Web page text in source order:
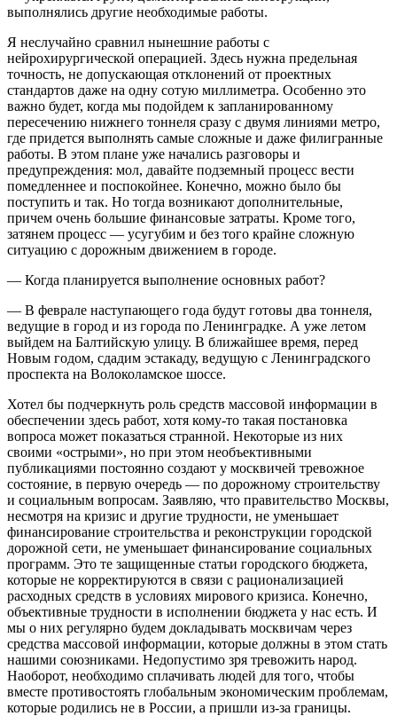
выполнялись другие необходимые работы.
Я неслучайно сравнил нынешние работы с
нейрохирургической операцией. Здесь нужна предельная
точность, не допускающая отклонений от проектных
стандартов даже на одну сотую миллиметра. Особенно это
важно будет, когда мы подойдем к запланированному
пересечению нижнего тоннеля сразу с двумя линиями метро,
где придется выполнять самые сложные и даже филигранные
работы. В этом плане уже начались разговоры и
предупреждения: мол, давайте подземный процесс вести
помедленнее и поспокойнее. Конечно, можно было бы
поступить и так. Но тогда возникают дополнительные,
причем очень большие финансовые затраты. Кроме того,
затянем процесс — усугубим и без того крайне сложную
ситуацию с дорожным движением в городе.
— Когда планируется выполнение основных работ?
— В феврале наступающего года будут готовы два тоннеля,
ведущие в город и из города по Ленинградке. А уже летом
выйдем на Балтийскую улицу. В ближайшее время, перед
Новым годом, сдадим эстакаду, ведущую с Ленинградского
проспекта на Волоколамское шоссе.
Хотел бы подчеркнуть роль средств массовой информации в
обеспечении здесь работ, хотя кому-то такая постановка
вопроса может показаться странной. Некоторые из них
своими «острыми», но при этом необъективными
публикациями постоянно создают у москвичей тревожное
состояние, в первую очередь — по дорожному строительству
и социальным вопросам. Заявляю, что правительство Москвы,
несмотря на кризис и другие трудности, не уменьшает
финансирование строительства и реконструкции городской
дорожной сети, не уменьшает финансирование социальных
программ. Это те защищенные статьи городского бюджета,
которые не корректируются в связи с рационализацией
расходных средств в условиях мирового кризиса. Конечно,
объективные трудности в исполнении бюджета у нас есть. И
мы о них регулярно будем докладывать москвичам через
средства массовой информации, которые должны в этом стать
нашими союзниками. Недопустимо зря тревожить народ.
Наоборот, необходимо сплачивать людей для того, чтобы
вместе противостоять глобальным экономическим проблемам,
которые родились не в России, а пришли из-за границы.